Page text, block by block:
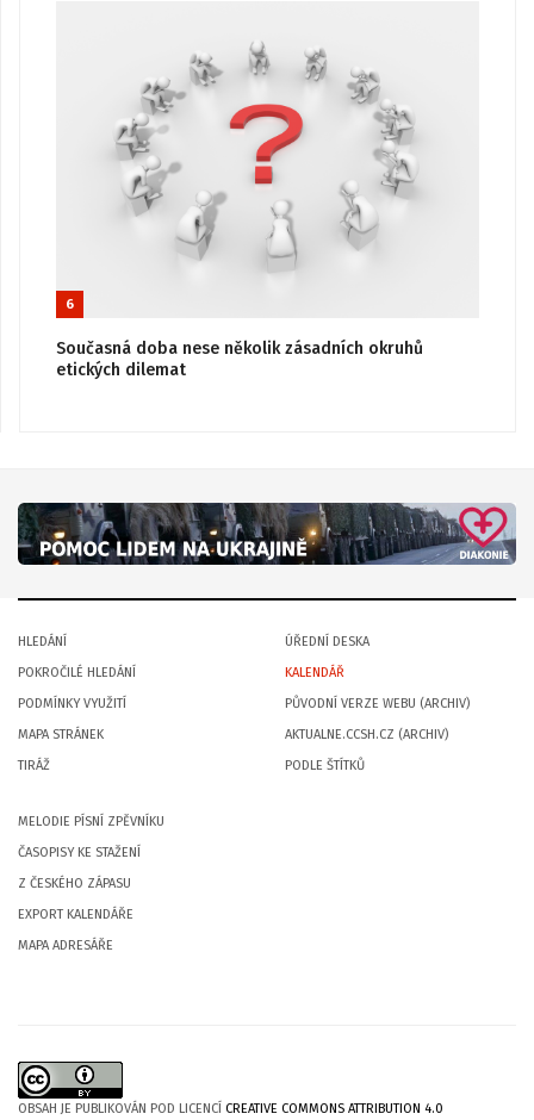
6
Současná doba nese několik zásadních okruhů
etických dilemat
HLEDÁNÍ
POKROČILÉ HLEDÁNÍ
PODMÍNKY VYUŽITÍ
MAPA STRÁNEK
TIRÁŽ
ÚŘEDNÍ DESKA
KALENDÁŘ
PŮVODNÍ VERZE WEBU (ARCHIV)
AKTUALNE.CCSH.CZ (ARCHIV)
PODLE ŠTÍTKŮ
MELODIE PÍSNÍ ZPĚVNÍKU
ČASOPISY KE STAŽENÍ
Z ČESKÉHO ZÁPASU
EXPORT KALENDÁŘE
MAPA ADRESÁŘE
OBSAH JE PUBLIKOVÁN POD LICENCÍ CREATIVE COMMONS ATTRIBUTION 4.0